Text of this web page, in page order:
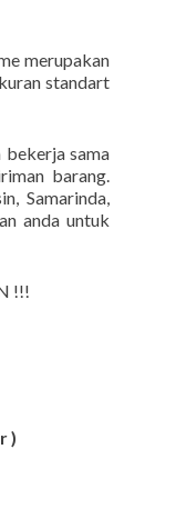
merupakan
standart
bekerja sama
barang.
Samarinda,
anda untuk
!!!
)